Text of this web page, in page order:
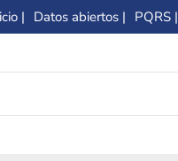
| Datos abiertos | PQRS |